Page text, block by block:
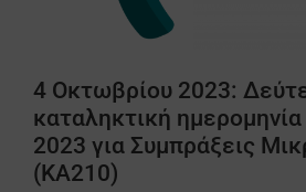
4 Οκτωβρίου 2023:
καταληκτική
2023 για Συμπράξεις
(ΚΑ210)